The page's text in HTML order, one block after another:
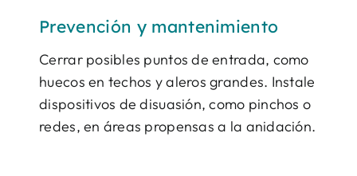
Prevención y mantenimiento
Cerrar posibles puntos de entrada, como
huecos en techos y aleros grandes. Instale
dispositivos de disuasión, como pinchos o
redes, en áreas propensas a la anidación.